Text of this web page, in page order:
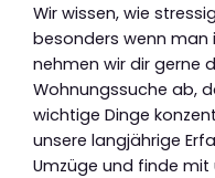
Wir wissen, wie
besonders wenn man
nehmen wir dir gerne
Wohnungssuche ab,
wichtige Dinge
unsere langjährige
Umzüge und finde mit